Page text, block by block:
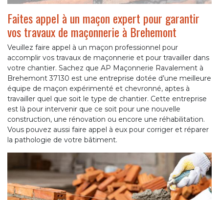
Faites appel à un maçon expert pour garantir
vos travaux de maçonnerie à Brehemont
Veuillez faire appel à un maçon professionnel pour
accomplir vos travaux de maçonnerie et pour travailler dans
votre chantier. Sachez que AP Maçonnerie Ravalement à
Brehemont 37130 est une entreprise dotée d’une meilleure
équipe de maçon expérimenté et chevronné, aptes à
travailler quel que soit le type de chantier. Cette entreprise
est là pour intervenir que ce soit pour une nouvelle
construction, une rénovation ou encore une réhabilitation.
Vous pouvez aussi faire appel à eux pour corriger et réparer
la pathologie de votre bâtiment.